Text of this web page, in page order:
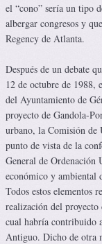
el “cono” sería un tipo
albergar congresos y
Regency de Atlanta.
Después de un debate
12 de octubre de 1988,
del Ayuntamiento de
proyecto de Gandola-
urbano, la Comisión de
punto de vista de la
General de Ordenación
económico y ambiental
Todos estos elementos
realización del
cual habría contribuido
Antiguo. Dicho de otra